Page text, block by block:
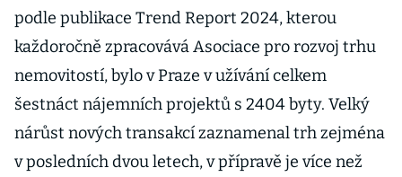
podle publikace Trend Report 2024, kterou
každoročně zpracovává Asociace pro rozvoj trhu
nemovitostí, bylo v Praze v užívání celkem
šestnáct nájemních projektů s 2404 byty. Velký
nárůst nových transakcí zaznamenal trh zejména
v posledních dvou letech, v přípravě je více než